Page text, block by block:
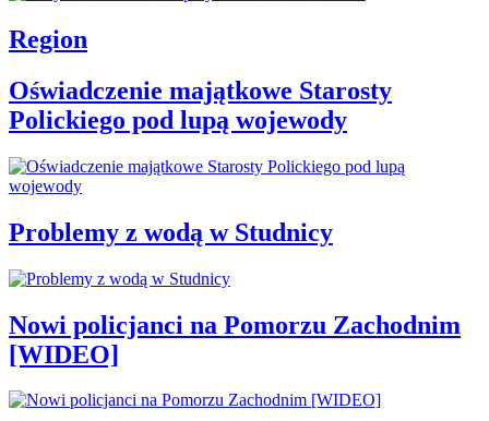
Region
Oświadczenie majątkowe Starosty
Polickiego pod lupą wojewody
Problemy z wodą w Studnicy
Nowi policjanci na Pomorzu Zachodnim
[WIDEO]